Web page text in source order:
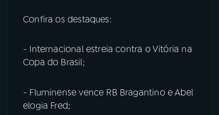
Confira os destaques:
- Internacional estreia contra o Vitória na
Copa do Brasil;
- Fluminense vence RB Bragantino e Abel
elogia Fred;